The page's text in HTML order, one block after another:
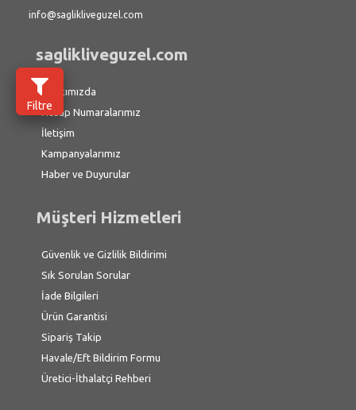
Filtre
info@saglikliveguzel.com
saglikliveguzel.com
Hakkımızda
Hesap Numaralarımız
İletişim
Kampanyalarımız
Haber ve Duyurular
Müşteri Hizmetleri
Güvenlik ve Gizlilik Bildirimi
Sık Sorulan Sorular
İade Bilgileri
Ürün Garantisi
Sipariş Takip
Havale/Eft Bildirim Formu
Üretici-İthalatçi Rehberi